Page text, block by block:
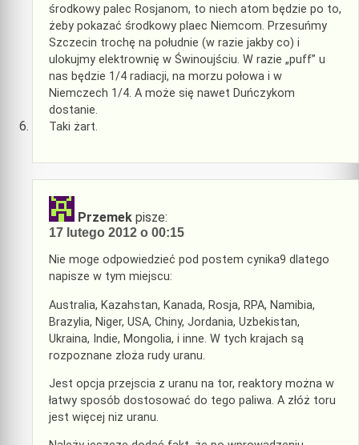
środkowy palec Rosjanom, to niech atom będzie po to,
żeby pokazać środkowy plaec Niemcom. Przesuńmy
Szczecin trochę na południe (w razie jakby co) i
ulokujmy elektrownię w Świnoujściu. W razie „puff” u
nas będzie 1/4 radiacji, na morzu połowa i w
Niemczech 1/4. A może się nawet Duńczykom
dostanie.
Taki żart.
Przemek pisze:
17 lutego 2012 o 00:15
Nie moge odpowiedzieć pod postem cynika9 dlatego
napisze w tym miejscu:
Australia, Kazahstan, Kanada, Rosja, RPA, Namibia,
Brazylia, Niger, USA, Chiny, Jordania, Uzbekistan,
Ukraina, Indie, Mongolia, i inne. W tych krajach są
rozpoznane złoża rudy uranu.
Jest opcja przejscia z uranu na tor, reaktory można w
łatwy sposób dostosować do tego paliwa. A złóż toru
jest więcej niz uranu.